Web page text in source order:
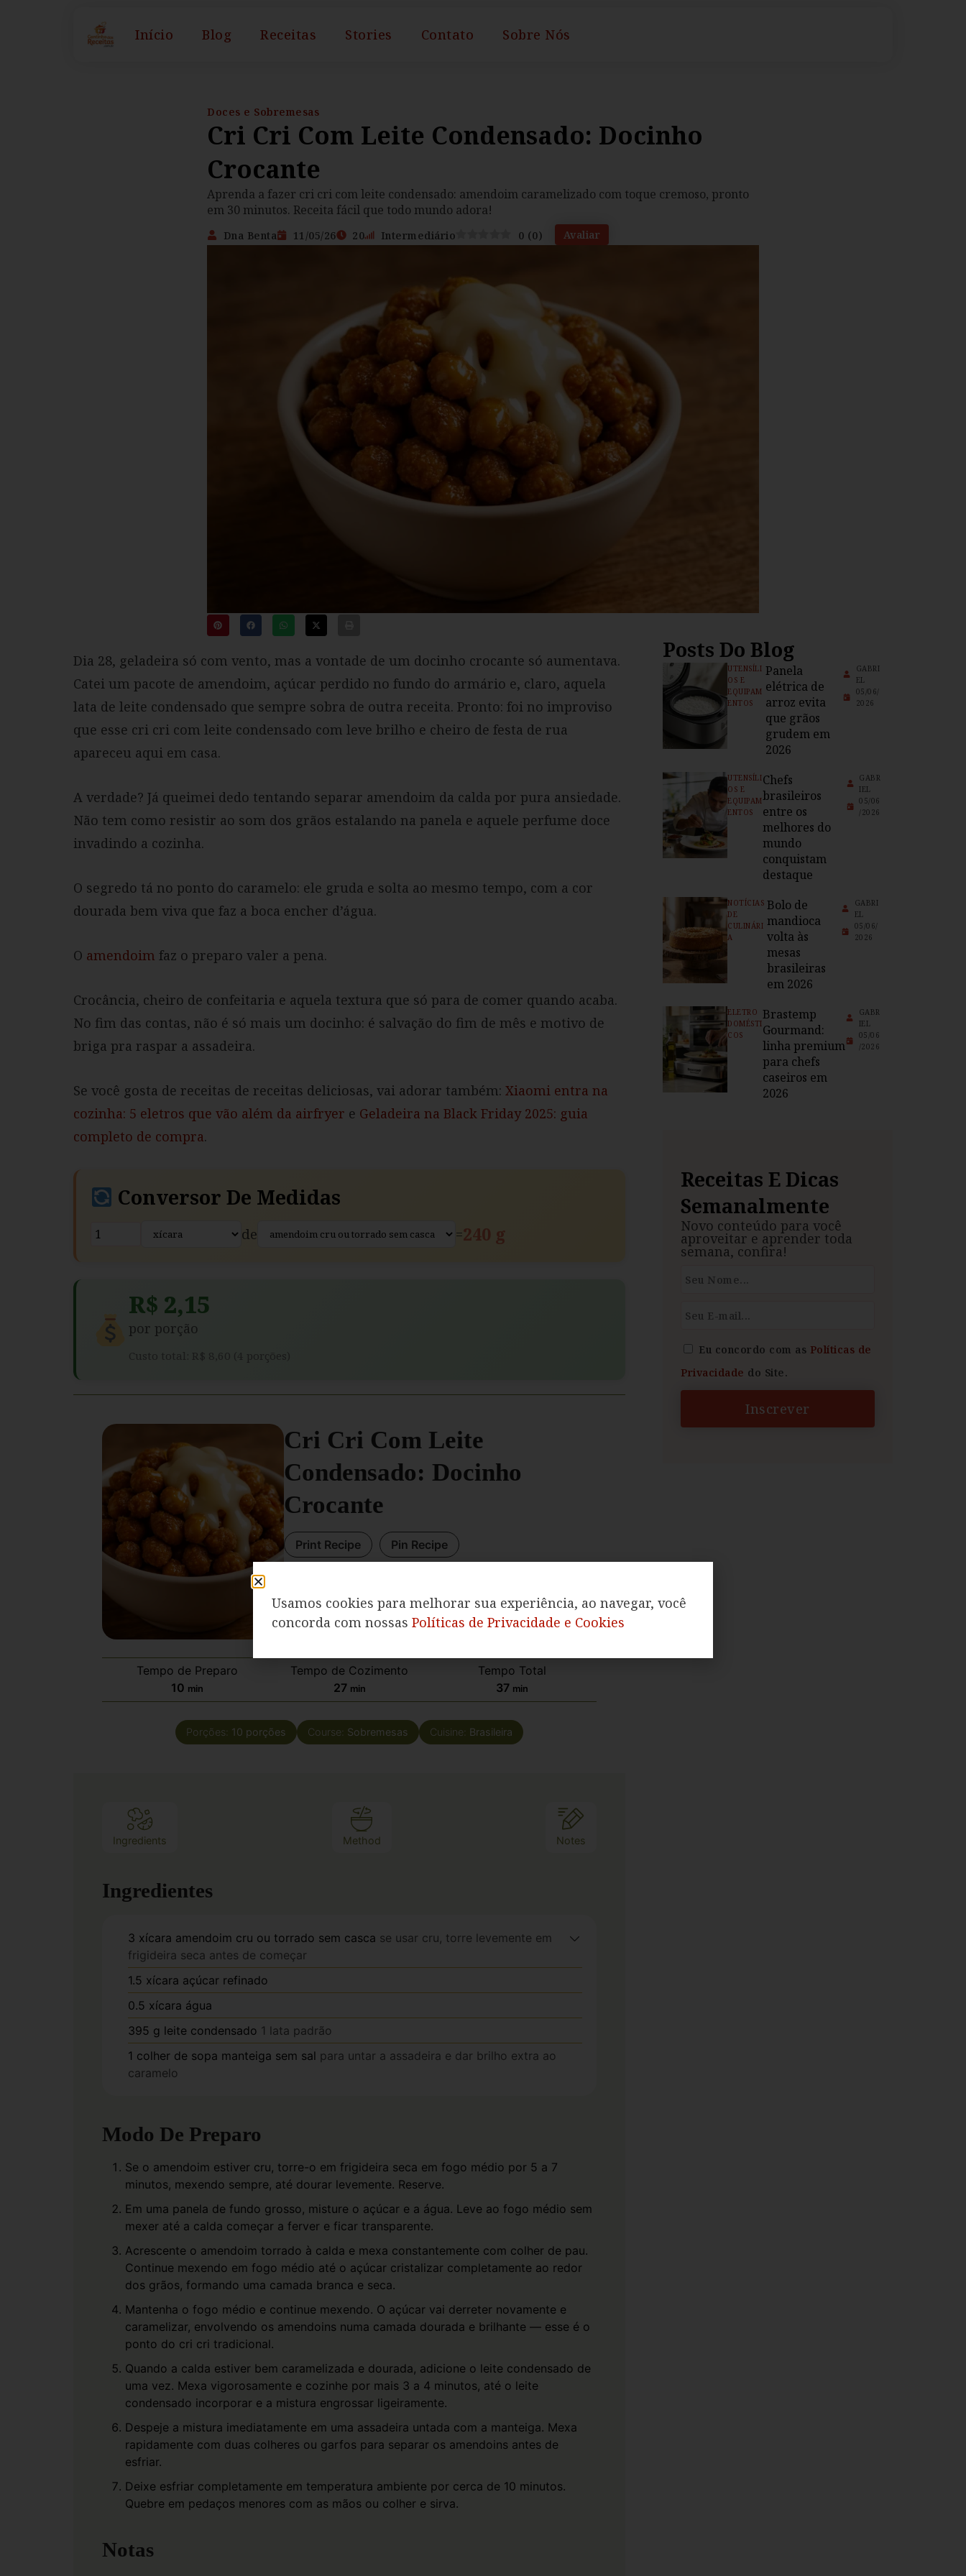
Início Blog Receitas Stories Contato Sobre Nós
Doces e Sobremesas
Cri Cri Com Leite Condensado: Docinho
Crocante
Aprenda a fazer cri cri com leite condensado: amendoim caramelizado com toque cremoso, pronto
em 30 minutos. Receita fácil que todo mundo adora!
Dna Benta 11/05/26 20 Intermediário 0 (0) Avaliar
Dia 28, geladeira só com vento, mas a vontade de um docinho crocante só aumentava.
Catei um pacote de amendoim, açúcar perdido no fundo do armário e, claro, aquela
lata de leite condensado que sempre sobra de outra receita. Pronto: foi no improviso
que esse cri cri com leite condensado com leve brilho e cheiro de festa de rua
apareceu aqui em casa.
A verdade? Já queimei dedo tentando separar amendoim da calda por pura ansiedade.
Não tem como resistir ao som dos grãos estalando na panela e aquele perfume doce
invadindo a cozinha.
O segredo tá no ponto do caramelo: ele gruda e solta ao mesmo tempo, com a cor
dourada bem viva que faz a boca encher d’água.
O amendoim faz o preparo valer a pena.
Crocância, cheiro de confeitaria e aquela textura que só para de comer quando acaba.
No fim das contas, não é só mais um docinho: é salvação do fim de mês e motivo de
briga pra raspar a assadeira.
Se você gosta de receitas de receitas deliciosas, vai adorar também: Xiaomi entra na
cozinha: 5 eletros que vão além da airfryer e Geladeira na Black Friday 2025: guia
completo de compra.
Conversor De Medidas
de =240 g
R$ 2,15
por porção
Custo total: R$ 8,60 (4 porções)
Cri Cri Com Leite
Condensado: Docinho
Crocante
Print Recipe Pin Recipe
Tempo de Preparo
10 min
Tempo de Cozimento
27 min
Tempo Total
37 min
Porções: 10 porções Course: Sobremesas Cuisine: Brasileira
Ingredients Method Notes
Ingredientes
3 xícara amendoim cru ou torrado sem casca se usar cru, torre levemente em
frigideira seca antes de começar
1.5 xícara açúcar refinado
0.5 xícara água
395 g leite condensado 1 lata padrão
1 colher de sopa manteiga sem sal para untar a assadeira e dar brilho extra ao
caramelo
Modo De Preparo
Se o amendoim estiver cru, torre-o em frigideira seca em fogo médio por 5 a 7
minutos, mexendo sempre, até dourar levemente. Reserve.
Em uma panela de fundo grosso, misture o açúcar e a água. Leve ao fogo médio sem
mexer até a calda começar a ferver e ficar transparente.
Acrescente o amendoim torrado à calda e mexa constantemente com colher de pau.
Continue mexendo em fogo médio até o açúcar cristalizar completamente ao redor
dos grãos, formando uma camada branca e seca.
Mantenha o fogo médio e continue mexendo. O açúcar vai derreter novamente e
caramelizar, envolvendo os amendoins numa camada dourada e brilhante — esse é o
ponto do cri cri tradicional.
Quando a calda estiver bem caramelizada e dourada, adicione o leite condensado de
uma vez. Mexa vigorosamente e cozinhe por mais 3 a 4 minutos, até o leite
condensado incorporar e a mistura engrossar ligeiramente.
Despeje a mistura imediatamente em uma assadeira untada com a manteiga. Mexa
rapidamente com duas colheres ou garfos para separar os amendoins antes de
esfriar.
Deixe esfriar completamente em temperatura ambiente por cerca de 10 minutos.
Quebre em pedaços menores com as mãos ou colher e sirva.
Notas
Posts Do Blog
UTENSÍLI
OS E
EQUIPAM
ENTOS
Panela
elétrica de
arroz evita
que grãos
grudem em
2026
GABRI
EL
05/06/
2026
UTENSÍLI
OS E
EQUIPAM
ENTOS
Chefs
brasileiros
entre os
melhores do
mundo
conquistam
destaque
GABR
IEL
05/06
/2026
NOTÍCIAS
DE
CULINÁRI
A
Bolo de
mandioca
volta às
mesas
brasileiras
em 2026
GABRI
EL
05/06/
2026
ELETRO
DOMÉSTI
COS
Brastemp
Gourmand:
linha premium
para chefs
caseiros em
2026
GABR
IEL
05/06
/2026
Receitas E Dicas
Semanalmente
Novo conteúdo para você
aproveitar e aprender toda
semana, confira!
Eu concordo com as Políticas de
Privacidade do Site.
Inscrever
Usamos cookies para melhorar sua experiência, ao navegar, você
concorda com nossas Políticas de Privacidade e Cookies